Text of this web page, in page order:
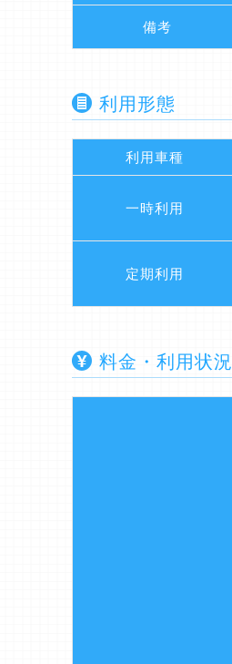
備考
利用形態
利用車種
一時利用
定期利用
料金・利用状況